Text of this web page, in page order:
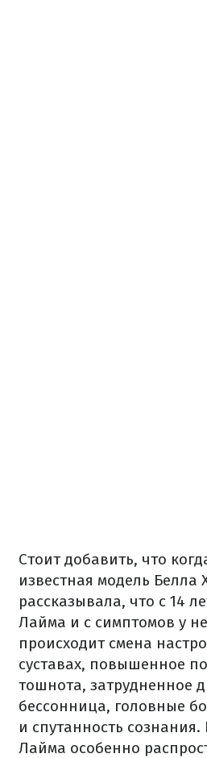
Стоит добавить, что
известная модель Белла
рассказывала, что с 14
Лайма и с симптомов у
происходит смена
суставах, повышенное
тошнота, затрудненное
бессонница, головные
и спутанность
Лайма особенно